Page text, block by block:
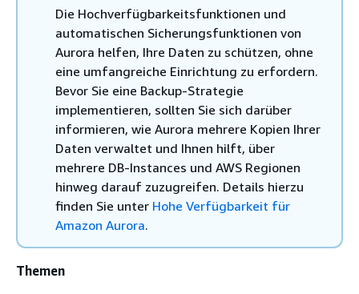
Die Hochverfügbarkeitsfunktionen und
automatischen Sicherungsfunktionen von
Aurora helfen, Ihre Daten zu schützen, ohne
eine umfangreiche Einrichtung zu erfordern.
Bevor Sie eine Backup-Strategie
implementieren, sollten Sie sich darüber
informieren, wie Aurora mehrere Kopien Ihrer
Daten verwaltet und Ihnen hilft, über
mehrere DB-Instances und AWS Regionen
hinweg darauf zuzugreifen. Details hierzu
finden Sie unter Hohe Verfügbarkeit für
Amazon Aurora.
Themen